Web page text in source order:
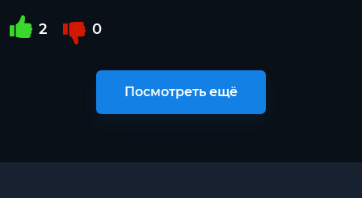
2 0
Посмотреть ещё